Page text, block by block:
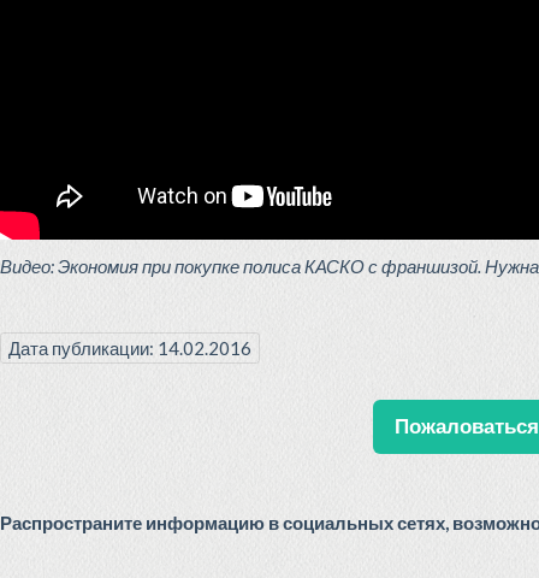
Видео: Экономия при покупке полиса КАСКО с франшизой.
Дата публикации: 14.02.2016
Распространите информацию в социальных сетях,